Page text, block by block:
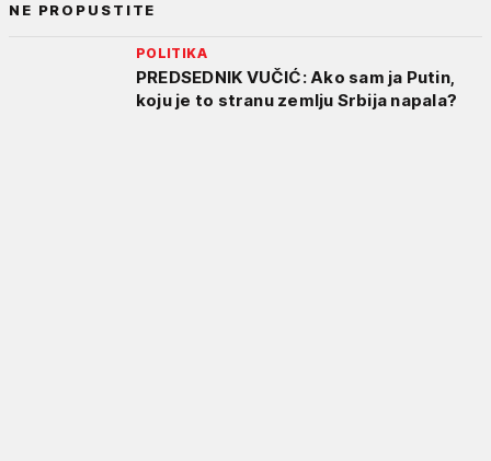
NE PROPUSTITE
POLITIKA
PREDSEDNIK VUČIĆ: Ako sam ja Putin,
koju je to stranu zemlju Srbija napala?